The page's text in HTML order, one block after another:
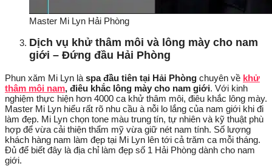
Master Mi Lyn Hải Phòng
Dịch vụ khử thâm môi và lông mày cho nam
giới – Đứng đầu Hải Phòng
Phun xăm Mi Lyn là spa đầu tiên tại Hải Phòng chuyên về khử
thâm môi nam, điêu khắc lông mày cho nam giới. Với kinh
nghiệm thực hiện hơn 4000 ca khử thâm môi, điêu khắc lông mày.
Master Mi Lyn hiểu rất rõ nhu cầu à nỗi lo lắng của nam giới khi đi
làm đẹp. Mi Lyn chọn tone màu trung tín, tự nhiên và kỹ thuật phù
hợp để vừa cải thiện thẩm mỹ vừa giữ nét nam tính. Số lượng
khách hàng nam làm đẹp tại Mi Lyn lên tới cả trăm ca mỗi tháng.
Đủ để biết đây là địa chỉ làm đẹp số 1 Hải Phòng dành cho nam
giới.